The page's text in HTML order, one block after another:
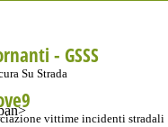
- GSSS
Su Strada
vittime incidenti stradali